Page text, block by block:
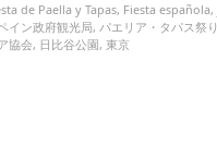
de Paella y Tapas, Fiesta española,
イン政府観光局, パエリア・タパス祭り
協会, 日比谷公園, 東京